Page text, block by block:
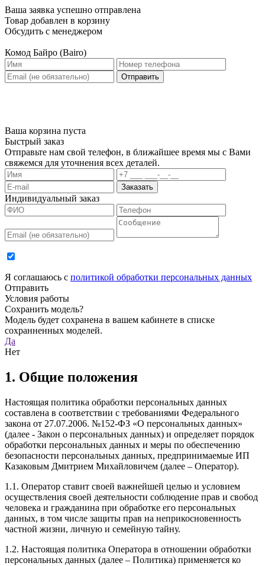
Ваша заявка успешно отправлена
Товар добавлен в корзину
Обсудить с менеджером
Комод Байро (Bairo)
Отправить
Ваша корзина пуста
Быстрый заказ
Отправьте нам свой телефон, в ближайшее время мы с Вами
свяжемся для уточнения всех деталей.
Заказать
Индивидуальный заказ
Я соглашаюсь с политикой обработки персональных данных
Отправить
Условия работы
Сохранить модель?
Модель будет сохранена в вашем кабинете в списке
сохранненных моделей.
Да
Нет
1. Общие положения
Настоящая политика обработки персональных данных
составлена в соответствии с требованиями Федерального
закона от 27.07.2006. №152-ФЗ «О персональных данных»
(далее - Закон о персональных данных) и определяет порядок
обработки персональных данных и меры по обеспечению
безопасности персональных данных, предпринимаемые ИП
Казаковым Дмитрием Михайловичем (далее – Оператор).
1.1. Оператор ставит своей важнейшей целью и условием
осуществления своей деятельности соблюдение прав и свобод
человека и гражданина при обработке его персональных
данных, в том числе защиты прав на неприкосновенность
частной жизни, личную и семейную тайну.
1.2. Настоящая политика Оператора в отношении обработки
персональных данных (далее – Политика) применяется ко